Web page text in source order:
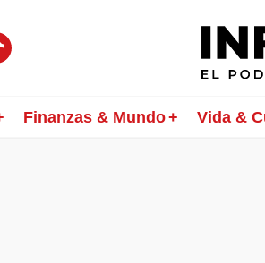
Finanzas & Mundo Vida &